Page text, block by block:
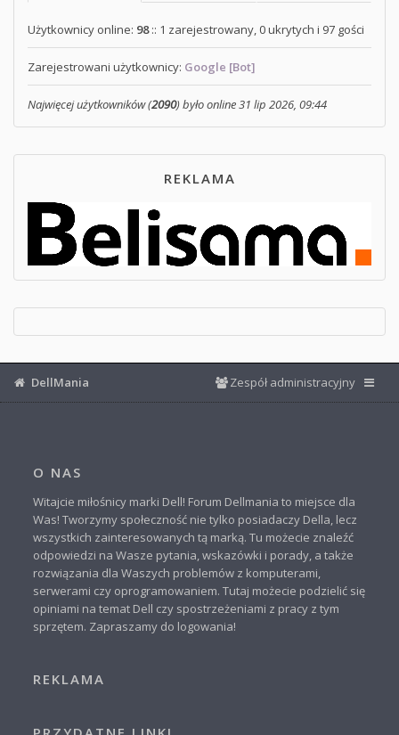
Użytkownicy online: 98:: 1 zarejestrowany, 0 ukrytych i 97 gości
Zarejestrowani użytkownicy: Google [Bot]
Najwięcej użytkowników (2090) było online 31 lip 2026, 09:44
REKLAMA
DellMania Zespół administracyjny
O NAS
Witajcie miłośnicy marki Dell! Forum Dellmania to miejsce dla
Was! Tworzymy społeczność nie tylko posiadaczy Della, lecz
wszystkich zainteresowanych tą marką. Tu możecie znaleźć
odpowiedzi na Wasze pytania, wskazówki i porady, a także
rozwiązania dla Waszych problemów z komputerami,
serwerami czy oprogramowaniem. Tutaj możecie podzielić się
opiniami na temat Dell czy spostrzeżeniami z pracy z tym
sprzętem. Zapraszamy do logowania!
REKLAMA